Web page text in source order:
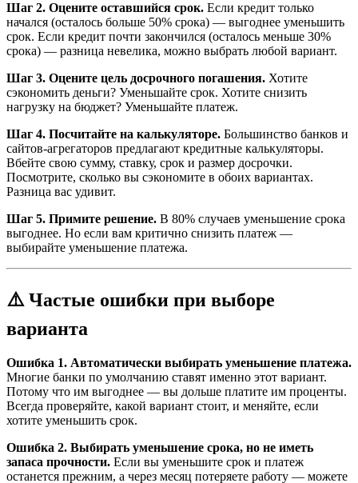
Шаг 2. Оцените оставшийся срок. Если кредит только
начался (осталось больше 50% срока) — выгоднее уменьшить
срок. Если кредит почти закончился (осталось меньше 30%
срока) — разница невелика, можно выбрать любой вариант.
Шаг 3. Оцените цель досрочного погашения. Хотите
сэкономить деньги? Уменьшайте срок. Хотите снизить
нагрузку на бюджет? Уменьшайте платеж.
Шаг 4. Посчитайте на калькуляторе. Большинство банков и
сайтов-агрегаторов предлагают кредитные калькуляторы.
Вбейте свою сумму, ставку, срок и размер досрочки.
Посмотрите, сколько вы сэкономите в обоих вариантах.
Разница вас удивит.
Шаг 5. Примите решение. В 80% случаев уменьшение срока
выгоднее. Но если вам критично снизить платеж —
выбирайте уменьшение платежа.
⚠️ Частые ошибки при выборе
варианта
Ошибка 1. Автоматически выбирать уменьшение платежа.
Многие банки по умолчанию ставят именно этот вариант.
Потому что им выгоднее — вы дольше платите им проценты.
Всегда проверяйте, какой вариант стоит, и меняйте, если
хотите уменьшить срок.
Ошибка 2. Выбирать уменьшение срока, но не иметь
запаса прочности. Если вы уменьшите срок и платеж
останется прежним, а через месяц потеряете работу — можете